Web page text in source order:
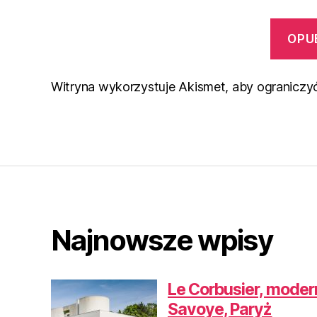
Witryna wykorzystuje Akismet, aby
Najnowsze wpisy
Le Corbusier,
Savoye, Paryż